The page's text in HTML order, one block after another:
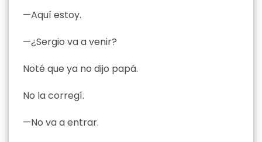
—Aquí estoy.
—¿Sergio va a venir?
Noté que ya no dijo papá.
No la corregí.
—No va a entrar.